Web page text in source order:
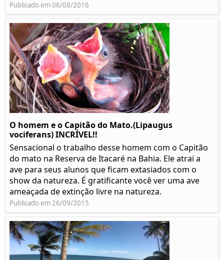
Publicado em 06/08/2016
O homem e o Capitão do Mato.(Lipaugus
vociferans) INCRÍVEL!!
Sensacional o trabalho desse homem com o Capitão
do mato na Reserva de Itacaré na Bahia. Ele atrai a
ave para seus alunos que ficam extasiados com o
show da natureza. É gratificante você ver uma ave
ameaçada de extinção livre na natureza.
Publicado em 26/09/2015